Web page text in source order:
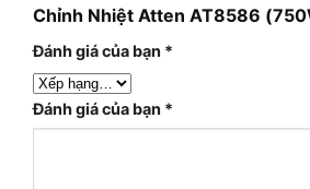
Chỉnh Nhiệt Atten AT8586
Đánh giá của bạn *
Đánh giá của bạn *